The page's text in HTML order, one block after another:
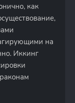
как
на
Иккинг